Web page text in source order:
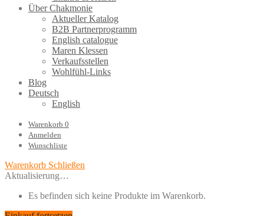
Über Chakmonie
Aktueller Katalog
B2B Partnerprogramm
English catalogue
Maren Klessen
Verkaufsstellen
Wohlfühl-Links
Blog
Deutsch
English
Warenkorb 0
Anmelden
Wunschliste
Warenkorb Schließen
Aktualisierung…
Es befinden sich keine Produkte im Warenkorb.